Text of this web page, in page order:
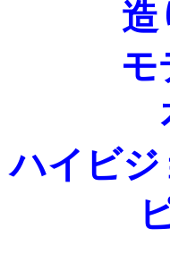
造
モ
ハイビジ